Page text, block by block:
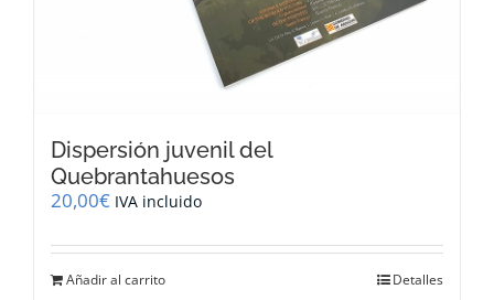
Dispersión juvenil del
Quebrantahuesos
20,00€ IVA incluido
Añadir al carrito Detalles